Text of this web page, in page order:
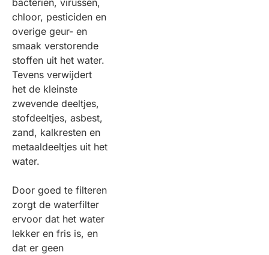
bacteriën, virussen,
chloor, pesticiden en
overige geur- en
smaak verstorende
stoffen uit het water.
Tevens verwijdert
het de kleinste
zwevende deeltjes,
stofdeeltjes, asbest,
zand, kalkresten en
metaaldeeltjes uit het
water.
Door goed te filteren
zorgt de waterfilter
ervoor dat het water
lekker en fris is, en
dat er geen